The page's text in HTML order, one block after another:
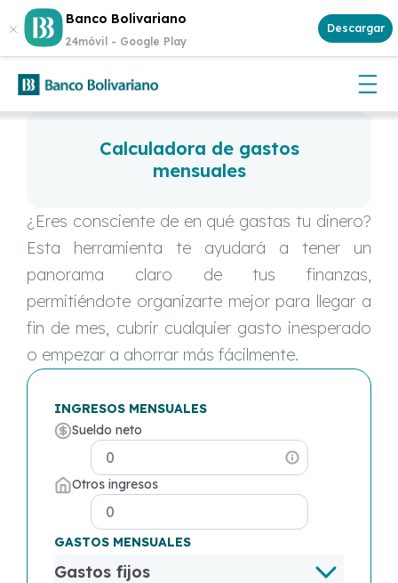
Banco Bolivariano
24móvil - Google Play
Descargar
¡Gana $500 cada semana!Abre tu cuenta y participa.Aplican
términos y condiciones
Calculadora de gastos
mensuales
¿Eres consciente de en qué gastas tu dinero?
Esta herramienta te ayudará a tener un
panorama claro de tus finanzas,
permitiéndote organizarte mejor para llegar a
fin de mes, cubrir cualquier gasto inesperado
o empezar a ahorrar más fácilmente.
INGRESOS MENSUALES
Sueldo neto
Otros ingresos
GASTOS MENSUALES
Gastos fijos